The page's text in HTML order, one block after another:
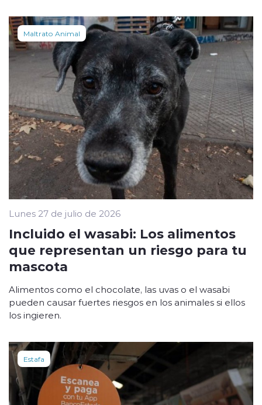
Maltrato Animal
Lunes 27 de julio de 2026
Incluido el wasabi: Los alimentos
que representan un riesgo para tu
mascota
Alimentos como el chocolate, las uvas o el wasabi
pueden causar fuertes riesgos en los animales si ellos
los ingieren.
Estafa